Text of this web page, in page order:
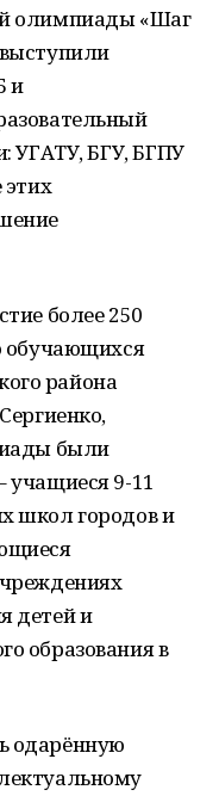
олимпиады «Шаг
и
УГАТУ, БГУ, БГПУ
более 250
обучающихся
района
были
учащиеся 9-11
школ городов и
детей и
образования в
одарённую